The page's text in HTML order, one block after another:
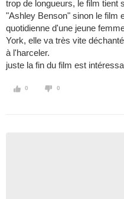
trop de longueurs, le film tient
"Ashley Benson" sinon le film
quotidienne d'une jeune
York, elle va très vite
à l'harceler.
juste la fin du film est
0 0